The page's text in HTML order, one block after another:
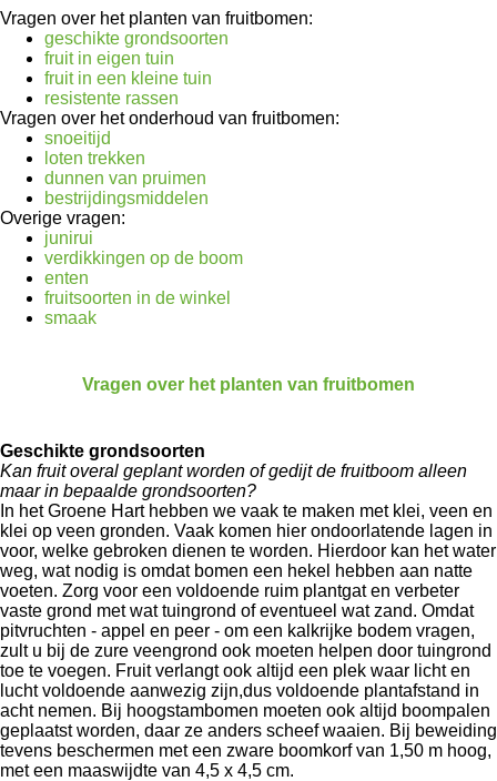
Vragen over het planten van fruitbomen:
geschikte grondsoorten
fruit in eigen tuin
fruit in een kleine tuin
resistente rassen
Vragen over het onderhoud van fruitbomen:
snoeitijd
loten trekken
dunnen van pruimen
bestrijdingsmiddelen
Overige vragen:
junirui
verdikkingen op de boom
enten
fruitsoorten in de winkel
smaak
Vragen over het planten van fruitbomen
Geschikte grondsoorten
Kan fruit overal geplant worden of gedijt de fruitboom alleen
maar in bepaalde grondsoorten?
In het Groene Hart hebben we vaak te maken met klei, veen en
klei op veen gronden. Vaak komen hier ondoorlatende lagen in
voor, welke gebroken dienen te worden. Hierdoor kan het water
weg, wat nodig is omdat bomen een hekel hebben aan natte
voeten. Zorg voor een voldoende ruim plantgat en verbeter
vaste grond met wat tuingrond of eventueel wat zand. Omdat
pitvruchten - appel en peer - om een kalkrijke bodem vragen,
zult u bij de zure veengrond ook moeten helpen door tuingrond
toe te voegen. Fruit verlangt ook altijd een plek waar licht en
lucht voldoende aanwezig zijn,dus voldoende plantafstand in
acht nemen. Bij hoogstambomen moeten ook altijd boompalen
geplaatst worden, daar ze anders scheef waaien. Bij beweiding
tevens beschermen met een zware boomkorf van 1,50 m hoog,
met een maaswijdte van 4,5 x 4,5 cm.